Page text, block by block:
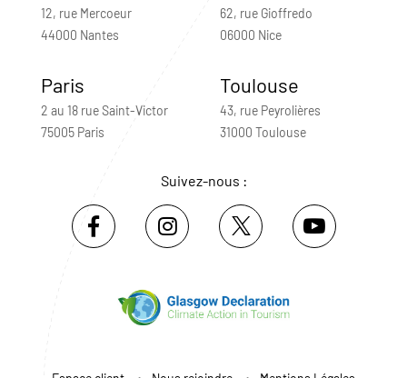
12, rue Mercoeur
44000 Nantes
62, rue Gioffredo
06000 Nice
Paris
2 au 18 rue Saint-Victor
75005 Paris
Toulouse
43, rue Peyrolières
31000 Toulouse
Suivez-nous :